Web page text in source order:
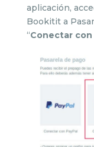
aplicación,
Bookitit a
“Conectar